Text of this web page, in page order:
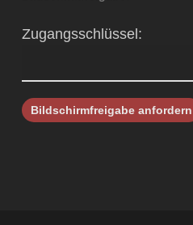
Zugangsschlüssel: